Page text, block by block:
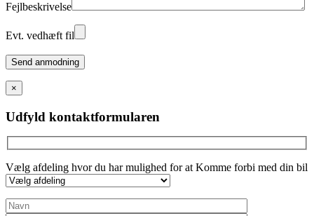
Fejlbeskrivelse
Evt. vedhæft fil
Please
leave
this
field
empty.
×
Udfyld kontaktformularen
Vælg afdeling hvor du har mulighed for at Komme forbi med din bil